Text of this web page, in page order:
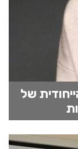
של